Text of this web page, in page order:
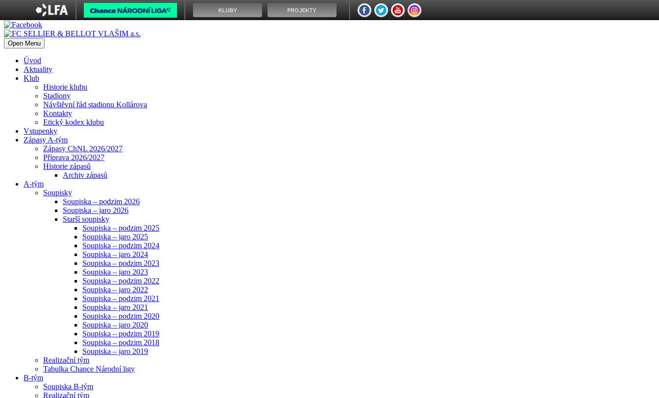
Open Menu
Úvod
Aktuality
Klub
Historie klubu
Stadiony
Návštěvní řád stadionu Kollárova
Kontakty
Etický kodex klubu
Vstupenky
Zápasy A-tým
Zápasy ChNL 2026/2027
Příprava 2026/2027
Historie zápasů
Archiv zápasů
A-tým
Soupisky
Soupiska – podzim 2026
Soupiska – jaro 2026
Starší soupisky
Soupiska – podzim 2025
Soupiska – jaro 2025
Soupiska – podzim 2024
Soupiska – jaro 2024
Soupiska – podzim 2023
Soupiska – jaro 2023
Soupiska – podzim 2022
Soupiska – jaro 2022
Soupiska – podzim 2021
Soupiska – jaro 2021
Soupiska – podzim 2020
Soupiska – jaro 2020
Soupiska – podzim 2019
Soupiska – podzim 2018
Soupiska – jaro 2019
Realizační tým
Tabulka Chance Národní ligy
B-tým
Soupiska B-tým
Realizační tým
KLUBY PROJEKTY